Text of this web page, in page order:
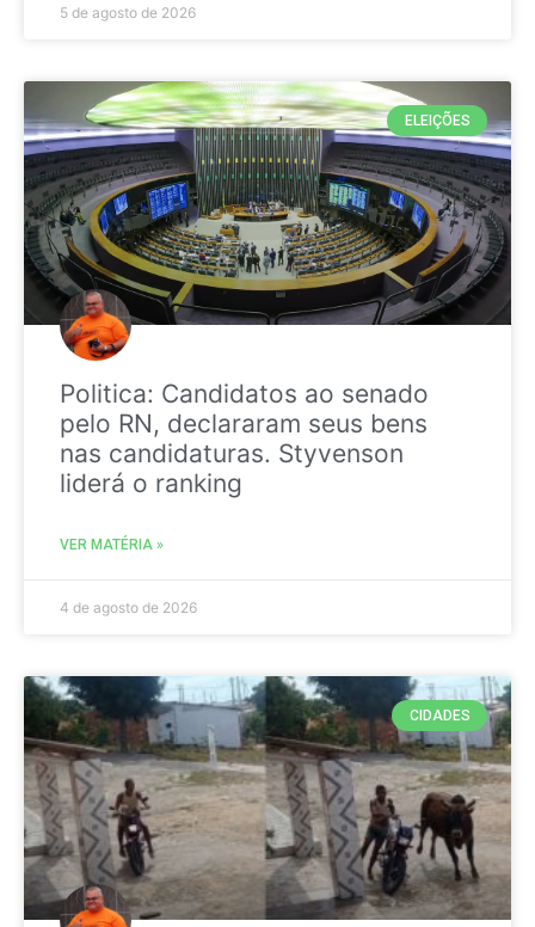
5 de agosto de 2026
ELEIÇÕES
Politica: Candidatos ao senado
pelo RN, declararam seus bens
nas candidaturas. Styvenson
liderá o ranking
VER MATÉRIA »
4 de agosto de 2026
CIDADES